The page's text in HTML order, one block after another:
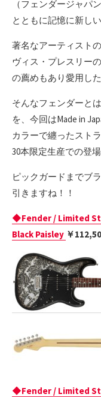
（フェンダージャパ
とともに記憶に新し
著名なアーティスト
ヴィス・プレスリー
の薦めもあり愛用し
そんなフェンダーと
を、今回はMade in
カラーで纏ったスト
30本限定生産での登場
ピックガードまでブ
引きますね！！
◆Fender / Limited
Black Paisley ￥
◆Fender / Limited